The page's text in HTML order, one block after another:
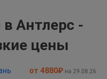
Антлерс -
цены
от 4880₽ на 29.08.26